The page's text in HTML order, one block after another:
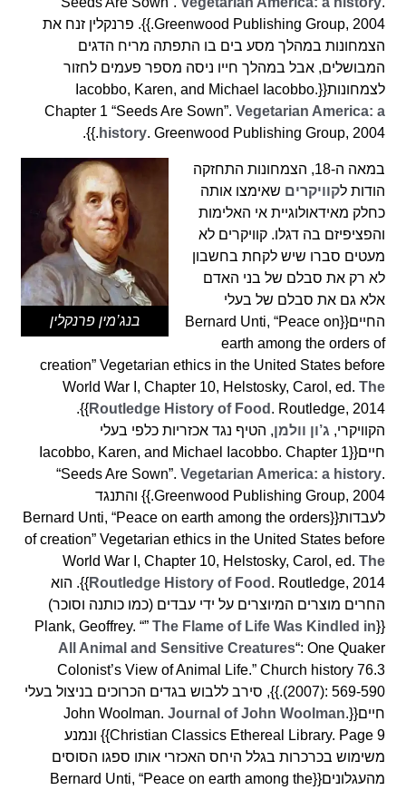
Greenwood Publishing Group, 2004.}}. פרנקלין זנח את
הצמחונות במהלך מסע בים בו התפתה מריח הדגים
המבושלים, אבל במהלך חייו ניסה מספר פעמים לחזור
לצמחונות{{Iacobbo, Karen, and Michael Iacobbo.
Chapter 1 “Seeds Are Sown”. Vegetarian America: a
history. Greenwood Publishing Group, 2004.}}.
בנג’מין פרנקלין
במאה ה-18, הצמחונות התחזקה
הודות לקוויקרים שאימצו אותה
כחלק מאידאולוגיית אי האלימות
והפציפיזם בה דגלו. קוויקרים לא
מעטים סברו שיש לקחת בחשבון
לא רק את סבלם של בני האדם
אלא גם את סבלם של בעלי
החיים{{Bernard Unti, “Peace on
earth among the orders of
creation” Vegetarian ethics in the United States before
World War I, Chapter 10, Helstosky, Carol, ed. The
Routledge History of Food
. Routledge, 2014}}.
הקוויקרי, ג’ון וולמן, הטיף נגד אכזריות כלפי בעלי
חיים{{Iacobbo, Karen, and Michael Iacobbo. Chapter 1
“Seeds Are Sown”. Vegetarian America: a history.
Greenwood Publishing Group, 2004.}} והתנגד
לעבדות{{Bernard Unti, “Peace on earth among the orders
of creation” Vegetarian ethics in the United States before
World War I, Chapter 10, Helstosky, Carol, ed. The
Routledge History of Food. Routledge, 2014}}. הוא
החרים מוצרים המיוצרים על ידי עבדים (כמו כותנה וסוכר)
{{Plank, Geoffrey. “”
The Flame of Life Was Kindled in
All Animal and Sensitive Creatures“: One Quaker
Colonist’s View of Animal Life.” Church history 76.3
(2007): 569-590.}}, סירב ללבוש בגדים הכרוכים בניצול בעלי
חיים{{John Woolman. Journal of John Woolman.
Christian Classics Ethereal Library. Page 9}} ונמנע
משימוש בכרכרות בגלל היחס האכזרי אותו ספגו הסוסים
מהעגלונים{{Bernard Unti, “Peace on earth among the